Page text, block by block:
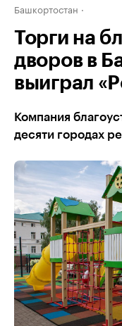
Башкортостан
Торги на
дворов в
выиграл
Компания
десяти городах